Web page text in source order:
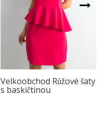
Velkoobchod Růžové šaty
s baskičtinou